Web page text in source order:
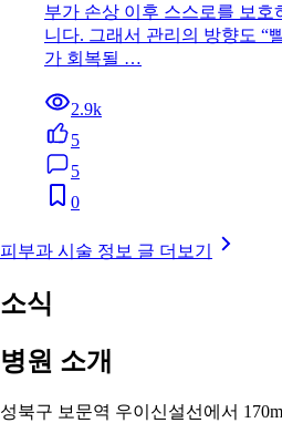
부가 손상 이후 스스로를 보호
니다. 그래서 관리의 방향도 “
가 회복될 …
2.9k
5
5
0
피부과 시술 정보 글 더보기
소식
병원 소개
성북구 보문역 우이신설선에서